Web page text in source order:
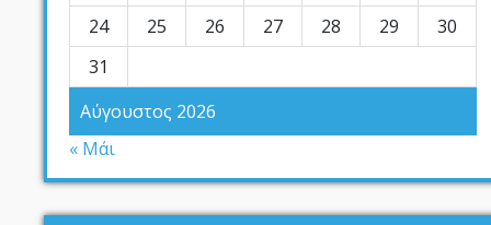
Αύγουστος 2026
24
25 26 27 28 29
30
31
« Μάι